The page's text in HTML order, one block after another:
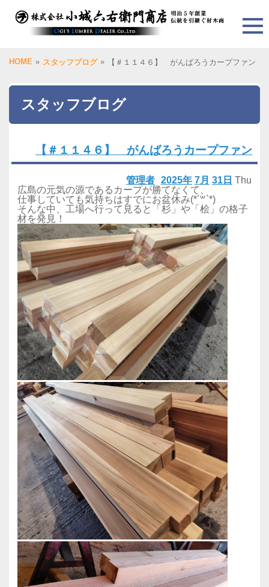
HOME » スタッフブログ » 【＃１１４６】 がんばろうカープファン
スタッフブログ
【＃１１４６】 がんばろうカープファン
2025年 7月 31日 Thu
管理者
広島の元気の源であるカープが勝てなくて、
仕事していても気持ちはすでにお盆休み(*´꒳`*)
そんな中、工場へ行って見ると「杉」や「桧」の格子
材を発見！